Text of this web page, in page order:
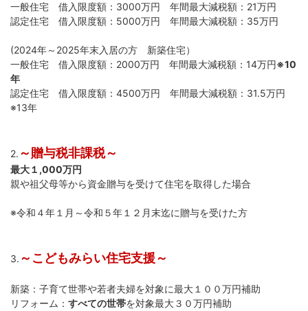
一般住宅 借入限度額：3000万円 年間最大減税額：21万円
認定住宅 借入限度額：5000万円 年間最大減税額：35万円
(2024年～2025年末入居の方 新築住宅）
一般住宅 借入限度額：2000万円 年間最大減税額：14万円※10
年
認定住宅 借入限度額：4500万円 年間最大減税額：31.5万円
※13年
2. ～贈与税非課税～
最大１,000万円
親や祖父母等から資金贈与を受けて住宅を取得した場合
※令和４年１月～令和５年１２月末迄に贈与を受けた方
3. ～こどもみらい住宅支援～
新築：子育て世帯や若者夫婦を対象に最大１００万円補助
リフォーム： すべての世帯を対象最大３０万円補助